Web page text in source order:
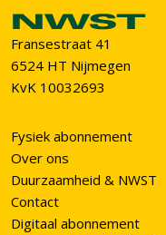
Fransestraat 41
6524 HT Nijmegen
KvK 10032693
Fysiek abonnement
Over ons
Duurzaamheid & NWST
Contact
Digitaal abonnement